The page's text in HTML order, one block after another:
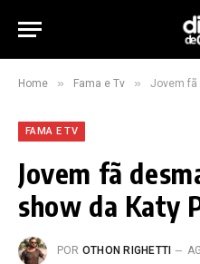
Home » Fama e Tv » Jovem fã
FAMA E TV
Jovem fã
show da Katy
POR OTHON RIGHETTI